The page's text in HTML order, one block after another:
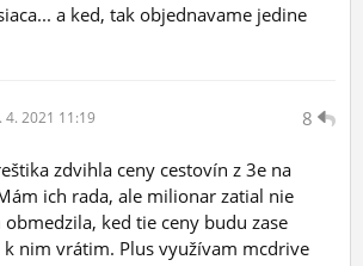
a ked, tak objednavame jedine
8
4. 2021 11:19
zdvihla ceny cestovín z 3e na
ich rada, ale milionar zatial nie
ked tie ceny budu zase
k nim vrátim. Plus využívam mcdrive